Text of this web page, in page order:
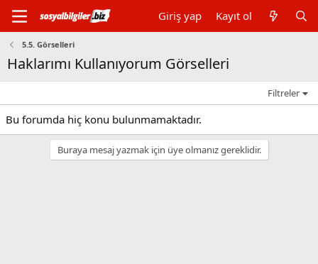
Giriş yap Kayıt ol
5.5. Görselleri
Haklarımı Kullanıyorum Görselleri
Filtreler
Bu forumda hiç konu bulunmamaktadır.
Buraya mesaj yazmak için üye olmanız gereklidir.